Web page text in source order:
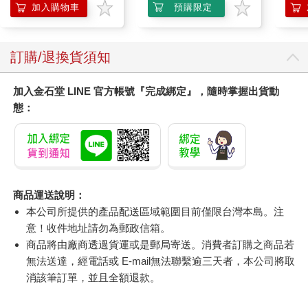
加入購物車 預購限定
調
滋
訂購/退換貨須知
加入金石堂 LINE 官方帳號『完成綁定』，隨時掌握出貨動
態：
商品運送說明：
本公司所提供的產品配送區域範圍目前僅限台灣本島。注
意！收件地址請勿為郵政信箱。
商品將由廠商透過貨運或是郵局寄送。消費者訂購之商品若
無法送達，經電話或 E-mail無法聯繫逾三天者，本公司將取
消該筆訂單，並且全額退款。